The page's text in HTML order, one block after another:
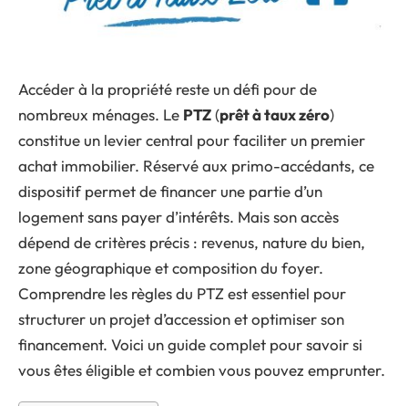
Accéder à la propriété reste un défi pour de
nombreux ménages. Le PTZ(prêt à taux zéro)
constitue un levier central pour faciliter un premier
achat immobilier. Réservé aux primo-accédants, ce
dispositif permet de financer une partie d’un
logement sans payer d’intérêts. Mais son accès
dépend de critères précis : revenus, nature du bien,
zone géographique et composition du foyer.
Comprendre les règles du PTZ est essentiel pour
structurer un projet d’accession et optimiser son
financement. Voici un guide complet pour savoir si
vous êtes éligible et combien vous pouvez emprunter.